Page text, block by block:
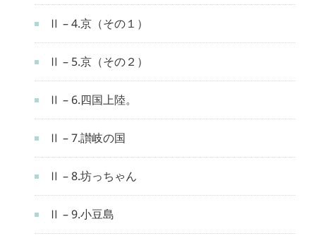
Ⅱ – 4.京（その１）
Ⅱ – 5.京（その２）
Ⅱ – 6.四国上陸。
Ⅱ – 7.讃岐の国
Ⅱ – 8.坊っちゃん
Ⅱ – 9.小豆島